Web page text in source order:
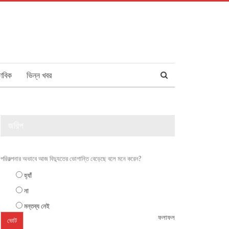
ভিন্ন খবর
পরিকল্পনার অভাবে আজ বিদ্যুতের ভোগান্তি বেড়েছে বলে মনে করেন?
হ্যাঁ
না
মন্তব্য নেই
ফলাফল